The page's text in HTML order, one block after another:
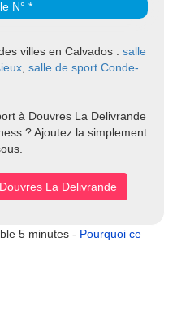
N° *
villes en Calvados : salle
salle de sport Conde-
à Douvres La Delivrande
? Ajoutez la simplement
La Delivrande
5 minutes - Pourquoi ce